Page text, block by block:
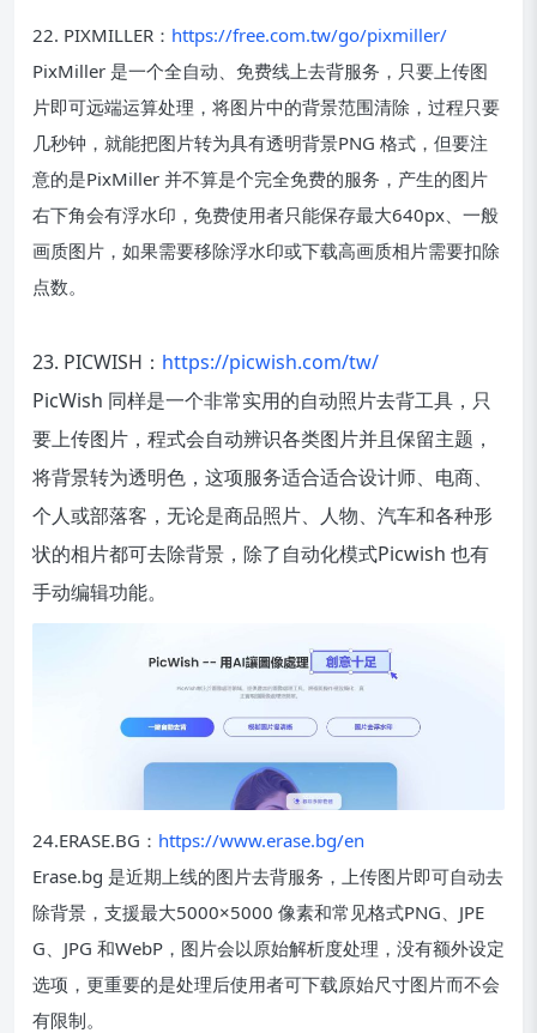
22. PIXMILLER： https://free.com.tw/go/pixmiller/
PixMiller 是一个全自动、免费线上去背服务，只要上传图
片即可远端运算处理，将图片中的背景范围清除，过程只要
几秒钟，就能把图片转为具有透明背景PNG 格式，但要注
意的是PixMiller 并不算是个完全免费的服务，产生的图片
右下角会有浮水印，免费使用者只能保存最大640px、一般
画质图片，如果需要移除浮水印或下载高画质相片需要扣除
点数。
23. PICWISH： https://picwish.com/tw/
PicWish 同样是一个非常实用的自动照片去背工具，只
要上传图片，程式会自动辨识各类图片并且保留主题，
将背景转为透明色，这项服务适合适合设计师、电商、
个人或部落客，无论是商品照片、人物、汽车和各种形
状的相片都可去除背景，除了自动化模式Picwish 也有
手动编辑功能。
24.ERASE.BG： https://www.erase.bg/en
Erase.bg 是近期上线的图片去背服务，上传图片即可自动去
除背景，支援最大5000×5000 像素和常见格式PNG、JPE
G、JPG 和WebP，图片会以原始解析度处理，没有额外设定
选项，更重要的是处理后使用者可下载原始尺寸图片而不会
有限制。